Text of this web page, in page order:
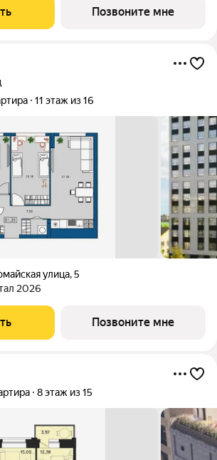
- дом для тех, кто ценит тишину,
ритм
Позвоните мне
11 этаж из 16
улица,5
2026
Позвоните мне
8 этаж из 15